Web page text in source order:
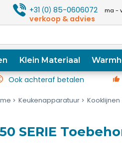
+31(0) 85-0606072 ma -
verkoop & advies
Klein Materiaal
Ook achteraf betalen
Keukenapparatuur Kooklijnen
SERIE